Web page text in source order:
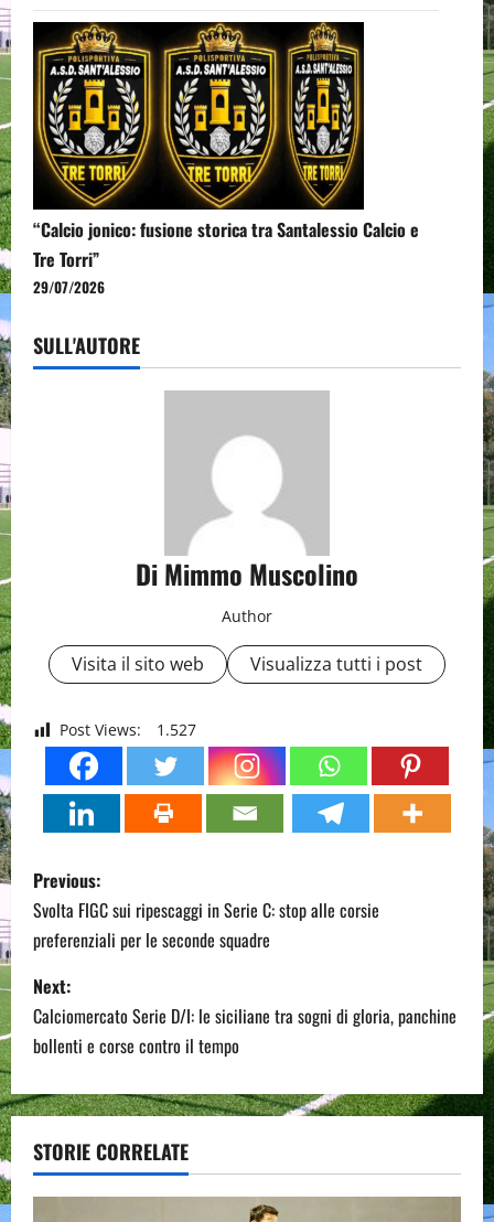
“Calcio jonico: fusione storica tra Santalessio Calcio e
Tre Torri”
29/07/2026
SULL'AUTORE
Di Mimmo Muscolino
Author
Visita il sito web Visualizza tutti i post
Post Views: 1.527
P
o
s
t
n
a
v
i
Previous:
Svolta FIGC sui ripescaggi in Serie C: stop alle corsie
preferenziali per le seconde squadre
Next:
Calciomercato Serie D/I: le siciliane tra sogni di gloria, panchine
bollenti e corse contro il tempo
STORIE CORRELATE